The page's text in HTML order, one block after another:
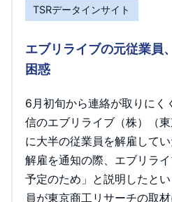
TSRデータインサイト
エブリライブの元従業員
困惑
6月初旬から連絡が取りにく
信のエブリライブ（株）（
に大半の従業員を解雇して
解雇を通知の際、エブリラ
予定のため」と説明したと
員が東京商工リサーチの取材